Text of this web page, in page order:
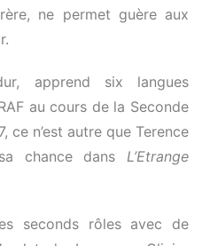
ne permet guère aux
apprend six langues
au cours de la Seconde
ce n’est autre que Terence
chance dansL’Etrange
seconds rôles avec de